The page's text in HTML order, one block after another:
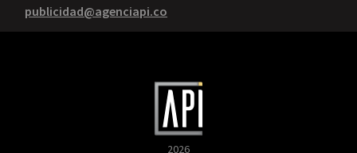
publicidad@agenciapi.co
2026